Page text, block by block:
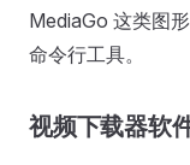
MediaGo 这类图
命令行工具。
视频下载器软